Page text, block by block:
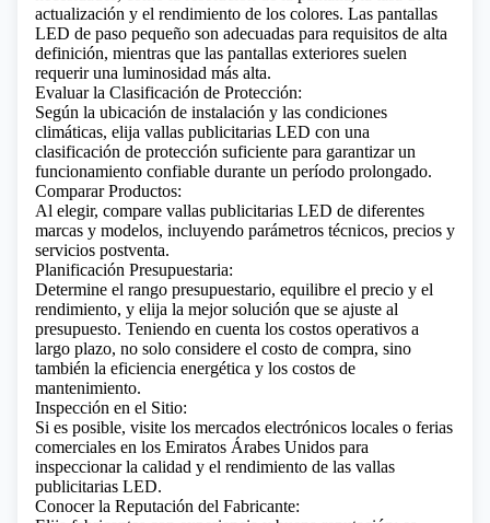
actualización y el rendimiento de los colores. Las pantallas
LED de paso pequeño son adecuadas para requisitos de alta
definición, mientras que las pantallas exteriores suelen
requerir una luminosidad más alta.
Evaluar la Clasificación de Protección:
Según la ubicación de instalación y las condiciones
climáticas, elija vallas publicitarias LED con una
clasificación de protección suficiente para garantizar un
funcionamiento confiable durante un período prolongado.
Comparar Productos:
Al elegir, compare vallas publicitarias LED de diferentes
marcas y modelos, incluyendo parámetros técnicos, precios y
servicios postventa.
Planificación Presupuestaria:
Determine el rango presupuestario, equilibre el precio y el
rendimiento, y elija la mejor solución que se ajuste al
presupuesto. Teniendo en cuenta los costos operativos a
largo plazo, no solo considere el costo de compra, sino
también la eficiencia energética y los costos de
mantenimiento.
Inspección en el Sitio:
Si es posible, visite los mercados electrónicos locales o ferias
comerciales en los Emiratos Árabes Unidos para
inspeccionar la calidad y el rendimiento de las vallas
publicitarias LED.
Conocer la Reputación del Fabricante: